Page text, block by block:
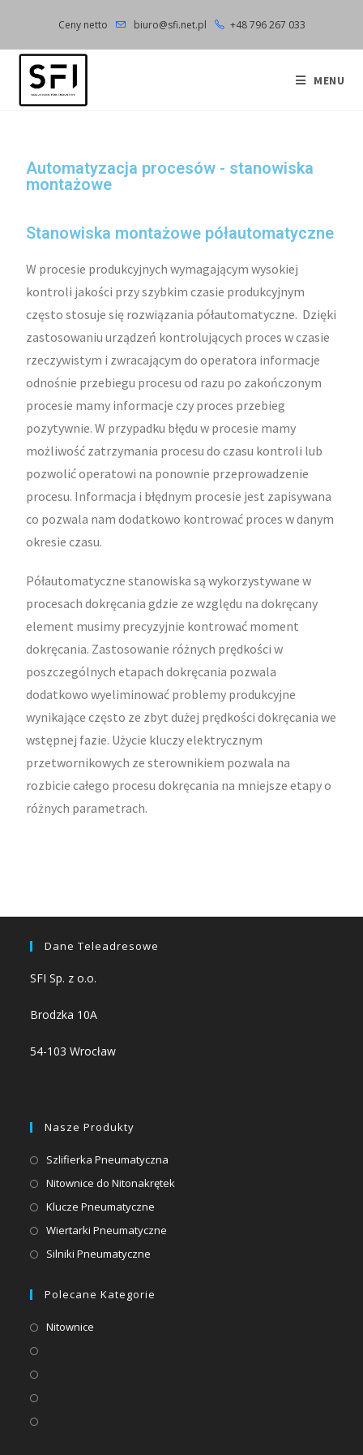
Ceny netto biuro@sfi.net.pl +48 796 267 033
MENU
Automatyzacja procesów - stanowiska
montażowe
Stanowiska montażowe półautomatyczne
W procesie produkcyjnych wymagającym wysokiej
kontroli jakości przy szybkim czasie produkcyjnym
często stosuje się rozwiązania półautomatyczne. Dzięki
zastosowaniu urządzeń kontrolujących proces w czasie
rzeczywistym i zwracającym do operatora informacje
odnośnie przebiegu procesu od razu po zakończonym
procesie mamy informacje czy proces przebieg
pozytywnie. W przypadku błędu w procesie mamy
możliwość zatrzymania procesu do czasu kontroli lub
pozwolić operatowi na ponownie przeprowadzenie
procesu. Informacja i błędnym procesie jest zapisywana
co pozwala nam dodatkowo kontrować proces w danym
okresie czasu.
Półautomatyczne stanowiska są wykorzystywane w
procesach dokręcania gdzie ze względu na dokręcany
element musimy precyzyjnie kontrować moment
dokręcania. Zastosowanie różnych prędkości w
poszczególnych etapach dokręcania pozwala
dodatkowo wyeliminować problemy produkcyjne
wynikające często ze zbyt dużej prędkości dokręcania we
wstępnej fazie. Użycie kluczy elektrycznym
przetwornikowych ze sterownikiem pozwala na
rozbicie całego procesu dokręcania na mniejsze etapy o
różnych parametrach.
Dane Teleadresowe
SFI Sp. z o.o.
Brodzka 10A
54-103 Wrocław
Nasze Produkty
Szlifierka Pneumatyczna
Nitownice do Nitonakrętek
Klucze Pneumatyczne
Wiertarki Pneumatyczne
Silniki Pneumatyczne
Polecane Kategorie
Nitownice